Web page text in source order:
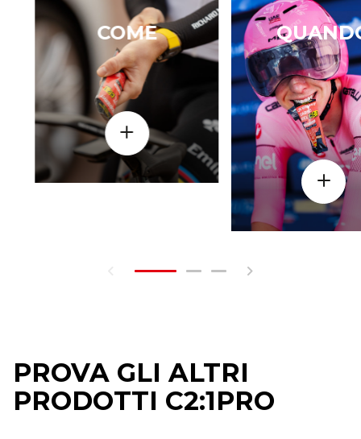
COME
PROVA GLI ALTRI
PRODOTTI C2:1PRO